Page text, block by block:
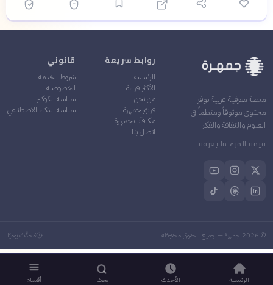
منصة معرفية عربية توفر
محتوى موثوقاً ومنظماً في
العلوم والثقافة والفكر
قيمة المرء ما يعرفه
روابط سريعة
الرئيسية
الأكثر قراءة
من نحن
فريق جمهرة
مكافآت جمهرة
اتصل بنا
قانوني
شروط الخدمة
الخصوصية
سياسة الكوكيز
سياسة الذكاء الاصطناعي
©
2026 جمهرة — جميع الحقوق محفوظة مُحدَّث يوميًا
الرئيسية الأحدث بحث أقسام